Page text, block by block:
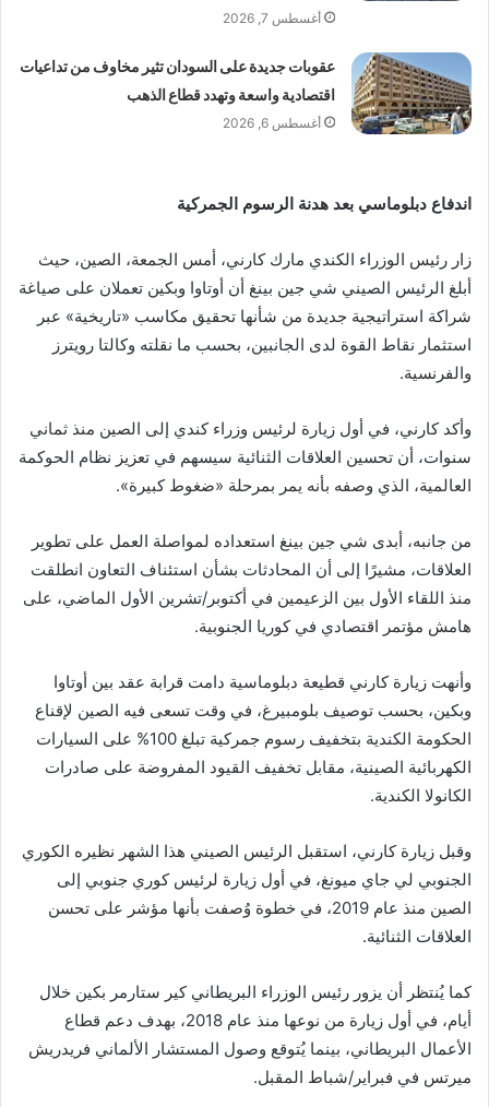
أغسطس 7, 2026
عقوبات جديدة على السودان تثير مخاوف من تداعيات
اقتصادية واسعة وتهدد قطاع الذهب
أغسطس 6, 2026
اندفاع دبلوماسي بعد هدنة الرسوم الجمركية
زار رئيس الوزراء الكندي مارك كارني، أمس الجمعة، الصين، حيث
أبلغ الرئيس الصيني شي جين بينغ أن أوتاوا وبكين تعملان على صياغة
شراكة استراتيجية جديدة من شأنها تحقيق مكاسب «تاريخية» عبر
استثمار نقاط القوة لدى الجانبين، بحسب ما نقلته وكالتا رويترز
والفرنسية.
وأكد كارني، في أول زيارة لرئيس وزراء كندي إلى الصين منذ ثماني
سنوات، أن تحسين العلاقات الثنائية سيسهم في تعزيز نظام الحوكمة
العالمية، الذي وصفه بأنه يمر بمرحلة «ضغوط كبيرة».
من جانبه، أبدى شي جين بينغ استعداده لمواصلة العمل على تطوير
العلاقات، مشيرًا إلى أن المحادثات بشأن استئناف التعاون انطلقت
منذ اللقاء الأول بين الزعيمين في أكتوبر/تشرين الأول الماضي، على
هامش مؤتمر اقتصادي في كوريا الجنوبية.
وأنهت زيارة كارني قطيعة دبلوماسية دامت قرابة عقد بين أوتاوا
وبكين، بحسب توصيف بلومبيرغ، في وقت تسعى فيه الصين لإقناع
الحكومة الكندية بتخفيف رسوم جمركية تبلغ 100% على السيارات
الكهربائية الصينية، مقابل تخفيف القيود المفروضة على صادرات
الكانولا الكندية.
وقبل زيارة كارني، استقبل الرئيس الصيني هذا الشهر نظيره الكوري
الجنوبي لي جاي ميونغ، في أول زيارة لرئيس كوري جنوبي إلى
الصين منذ عام 2019، في خطوة وُصفت بأنها مؤشر على تحسن
العلاقات الثنائية.
كما يُنتظر أن يزور رئيس الوزراء البريطاني كير ستارمر بكين خلال
أيام، في أول زيارة من نوعها منذ عام 2018، بهدف دعم قطاع
الأعمال البريطاني، بينما يُتوقع وصول المستشار الألماني فريدريش
ميرتس في فبراير/شباط المقبل.